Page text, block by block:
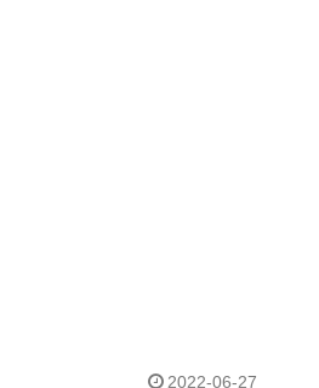
2022-06-27